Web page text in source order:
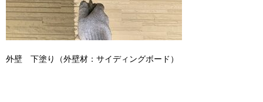
外壁 下塗り（外壁材：サイディングボード）